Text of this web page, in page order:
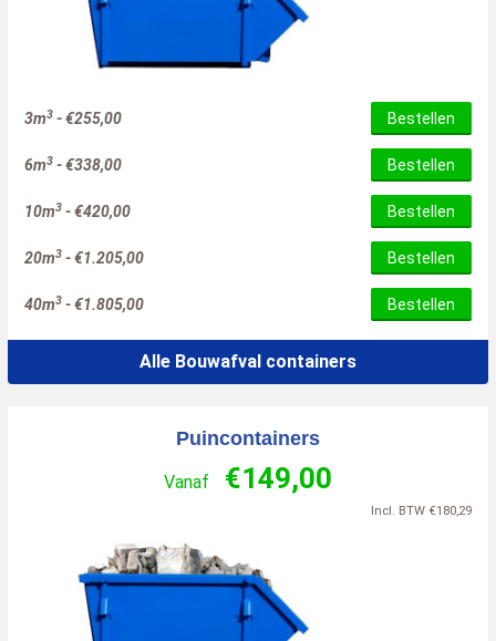
3m3 -€255,00 Bestellen
6m3 -€338,00 Bestellen
10m3 -€420,00 Bestellen
20m3 -€1.205,00 Bestellen
40m3 -€1.805,00 Bestellen
Alle Bouwafval containers
Puincontainers
Vanaf €149,00
Incl. BTW €180,29